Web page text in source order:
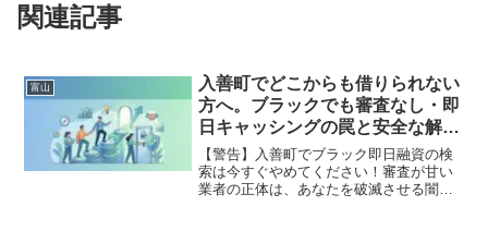
関連記事
富山
入善町でどこからも借りられない
方へ。ブラックでも審査なし・即
日キャッシングの罠と安全な解決
策
【警告】入善町でブラック即日融資の検
索は今すぐやめてください！審査が甘い
業者の正体は、あなたを破滅させる闇金